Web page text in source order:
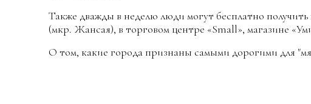
Также дважды в неделю люди могут бесплатно получить
(мкр. Жансая), в торговом центре «Small», магазине
О том, какие города признаны самыми дорогими для